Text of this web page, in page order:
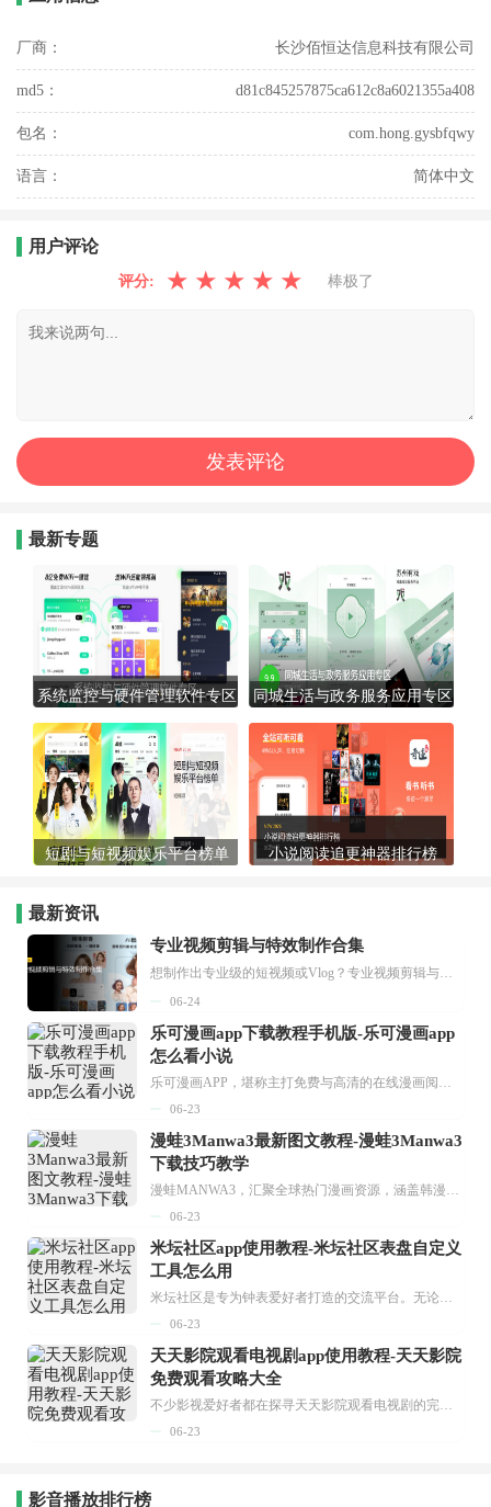
厂商： 长沙佰恒达信息科技有限公司
md5： d81c845257875ca612c8a6021355a408
包名： com.hong.gysbfqwy
语言： 简体中文
用户评论
评分: ★ ★ ★ ★ ★ 棒极了
最新专题
系统监控与硬件管理软件专区 同城生活与政务服务应用专区
短剧与短视频娱乐平台榜单 小说阅读追更神器排行榜
最新资讯
专业视频剪辑与特效制作合集
想制作出专业级的短视频或Vlog？专业视频剪辑与特效制作大全专题为你提供了从剪辑、抠像到特效包装的全套解决方案。无论是添加炫酷的片头、进行精准的视频抠图，还是制...
06-24
乐可漫画app下载教程手机版-乐可漫画app
怎么看小说
乐可漫画APP，堪称主打免费与高清的在线漫画阅读神器。其官方版提供海量完整版漫画资源，无论是国内漫画，还是日漫、韩漫、台漫、美漫等国外漫画，应有尽有，随时供你阅读。只需轻点一下，便能直接进入阅读界面。不仅如此，乐可漫画最新版本更新速度极快，在这里，你总能抢先看到全网一手漫画章节内容！...
06-23
漫蛙3Manwa3最新图文教程-漫蛙3Manwa3
下载技巧教学
漫蛙MANWA3，汇聚全球热门漫画资源，涵盖韩漫、欧美漫画、国漫等多种类型，题材丰富多样，全方位满足用户阅读喜好。它不仅是阅读平台，更是创作平台，为广大用户打造零门槛创作环境。...
06-23
米坛社区app使用教程-米坛社区表盘自定义
工具怎么用
米坛社区是专为钟表爱好者打造的交流平台。无论你是初涉钟表领域的普通爱好者，还是拥有多年收藏经验的资深玩家，都能在此找到属于自己的天地。 无需注册，就能轻松参与其中。通过专业的讨论论坛与丰富的交互功能，你可与世界各地的钟表爱好者畅快交流。若你钟情于钟表，米坛社区无疑是值得一试的理想之选。在这里，你能获取最新的手表资讯，交流见解，提升鉴赏品味，让每一块手表都成为收藏故事中重要的一部分。感兴趣的朋友，不要错过下载机会。...
06-23
天天影院观看电视剧app使用教程-天天影院
免费观看攻略大全
不少影视爱好者都在探寻天天影院观看电视剧的完整方法，结合最新平台使用规则，本篇新手入门攻略全面讲解观看渠道、检索流程、播放设置以及画面模式调整等实用内容。全文适配手机、电脑等主流设备，步骤简洁易懂，无论是初次使用的新手，还是想要优化观影体验的用户，都能参照内容快速上手，熟练掌握平台各项操作技巧，轻松畅享影视内容。...
06-23
影音播放排行榜